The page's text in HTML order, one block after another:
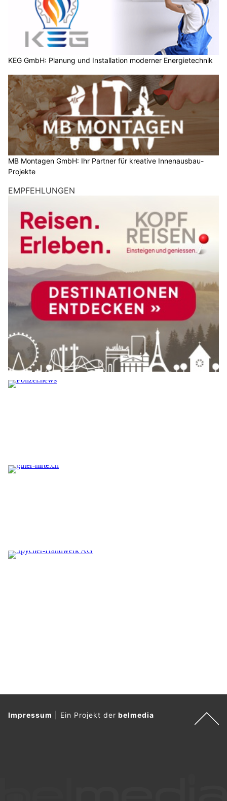
KEG GmbH: Planung und Installation moderner Energietechnik
MB Montagen GmbH: Ihr Partner für kreative Innenausbau-
Projekte
EMPFEHLUNGEN
Impressum Ein Projekt derbelmedia